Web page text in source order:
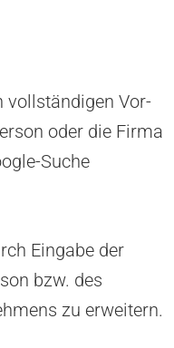
vollständigen Vor-
oder die Firma
Suche
Eingabe der
bzw. des
zu erweitern.